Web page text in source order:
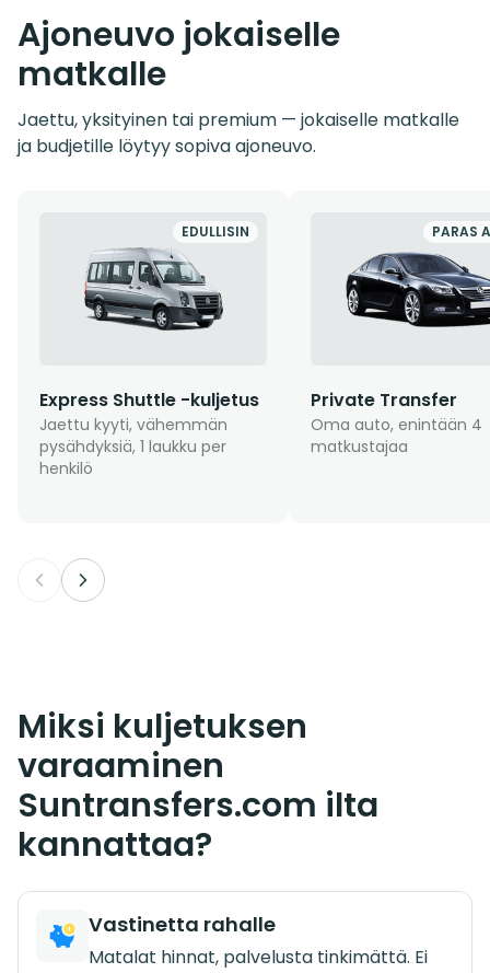
Ajoneuvo jokaiselle
matkalle
Jaettu, yksityinen tai premium — jokaiselle matkalle
ja budjetille löytyy sopiva ajoneuvo.
EDULLISIN
Express Shuttle -kuljetus
Jaettu kyyti, vähemmän
pysähdyksiä, 1 laukku per
henkilö
PARAS
Private Transfer
Oma auto, enintään 4
matkustajaa
Miksi kuljetuksen
varaaminen
Suntransfers.com ilta
kannattaa?
Vastinetta rahalle
Matalat hinnat, palvelusta tinkimättä. Ei